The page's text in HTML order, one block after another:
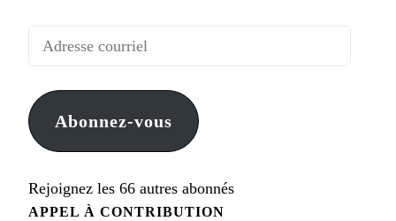
Adresse
Abonnez-vous
Rejoignez les 66 autres abonnés
APPEL À CONTRIBUTION